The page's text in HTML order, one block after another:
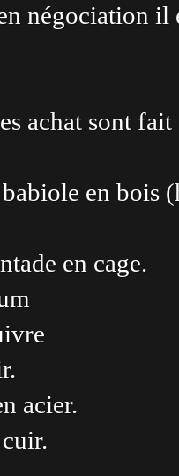
négociation
achat sont fait
en bois
en cage.
acier.